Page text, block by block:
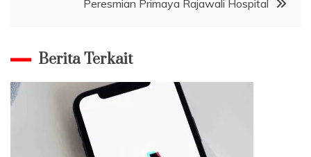
Peresmian Primaya Rajawali Hospital
Berita Terkait